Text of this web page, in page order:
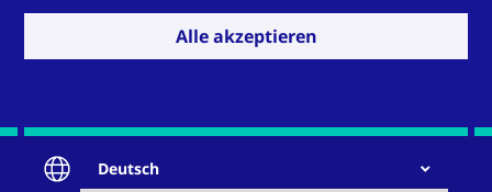
Alle akzeptieren
Deutsch